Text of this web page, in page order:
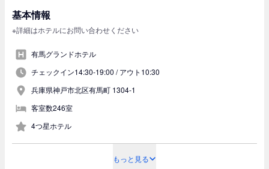
基本情報
※詳細はホテルにお問い合わせください
有馬グランドホテル
チェックイン14:30-19:00 /アウト10:30
兵庫県神戸市北区有馬町 1304-1
客室数246室
4つ星ホテル
もっと見る